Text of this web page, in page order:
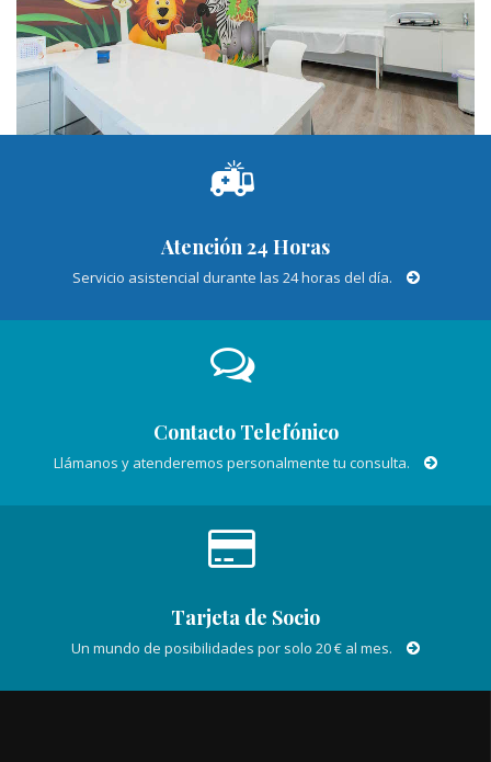
Atención 24 Horas
Servicio asistencial durante las 24 horas del día.
Contacto Telefónico
Llámanos y atenderemos personalmente tu consulta.
Tarjeta de Socio
Un mundo de posibilidades por solo 20 € al mes.